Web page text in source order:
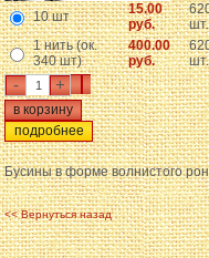
10 шт
15.00
руб.
шт.
1 нить (ок.
340 шт)
400.00
руб.
шт.
- +
подробнее
Бусины в форме волнистого
<< Вернуться назад